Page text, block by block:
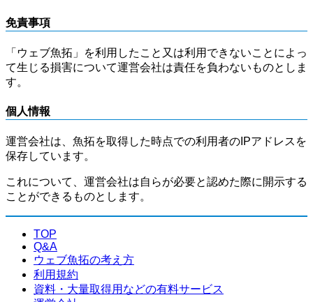
免責事項
「ウェブ魚拓」を利用したこと又は利用できないことによっ
て生じる損害について運営会社は責任を負わないものとしま
す。
個人情報
運営会社は、魚拓を取得した時点での利用者のIPアドレスを
保存しています。
これについて、運営会社は自らが必要と認めた際に開示する
ことができるものとします。
TOP
Q&A
ウェブ魚拓の考え方
利用規約
資料・大量取得用などの有料サービス